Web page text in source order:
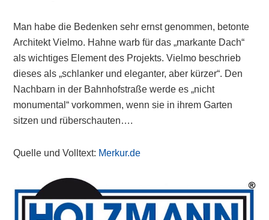
Man habe die Bedenken sehr ernst genommen, betonte
Architekt Vielmo. Hahne warb für das „markante Dach“
als wichtiges Element des Projekts. Vielmo beschrieb
dieses als „schlanker und eleganter, aber kürzer“. Den
Nachbarn in der Bahnhofstraße werde es „nicht
monumental“ vorkommen, wenn sie in ihrem Garten
sitzen und rüberschauten….
Quelle und Volltext: Merkur.de
Primary
Sidebar